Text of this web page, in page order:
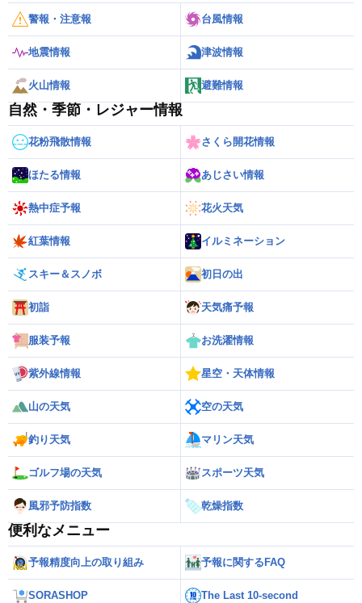
警報・注意報 台風情報
地震情報 津波情報
火山情報 避難情報
自然・季節・レジャー情報
花粉飛散情報 さくら開花情報
ほたる情報 あじさい情報
熱中症予報 花火天気
紅葉情報 イルミネーション
スキー＆スノボ 初日の出
初詣 天気痛予報
服装予報 お洗濯情報
紫外線情報 星空・天体情報
山の天気 空の天気
釣り天気 マリン天気
ゴルフ場の天気 スポーツ天気
風邪予防指数 乾燥指数
便利なメニュー
予報精度向上の取り組み 予報に関するFAQ
SORASHOP The Last 10-second